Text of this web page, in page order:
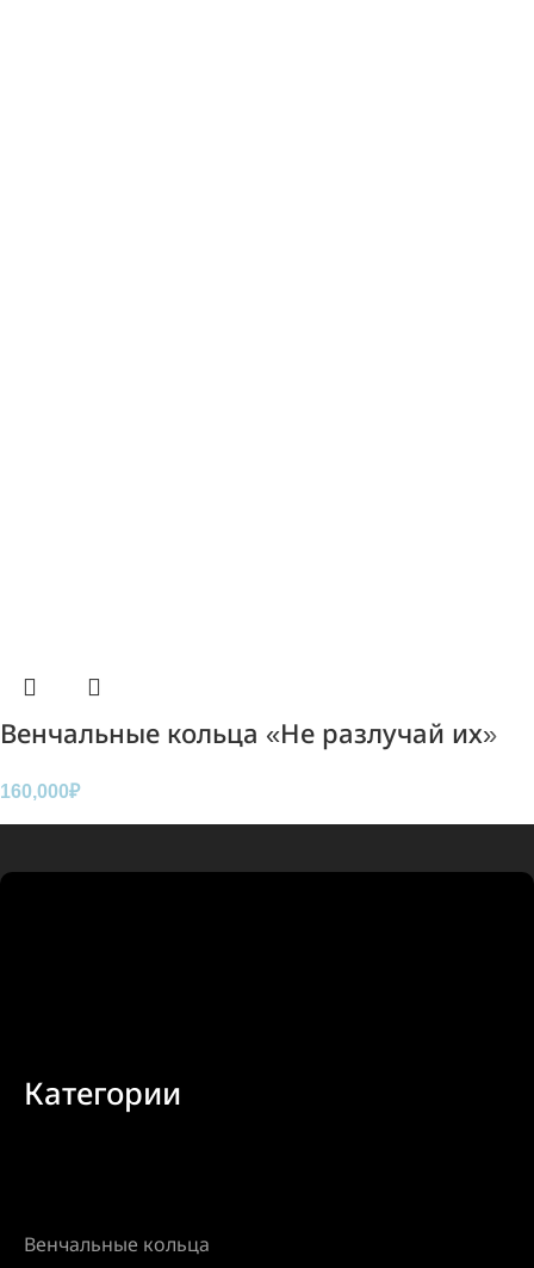
Венчальные кольца «Не разлучай их»
160,000₽
Категории
Венчальные кольца